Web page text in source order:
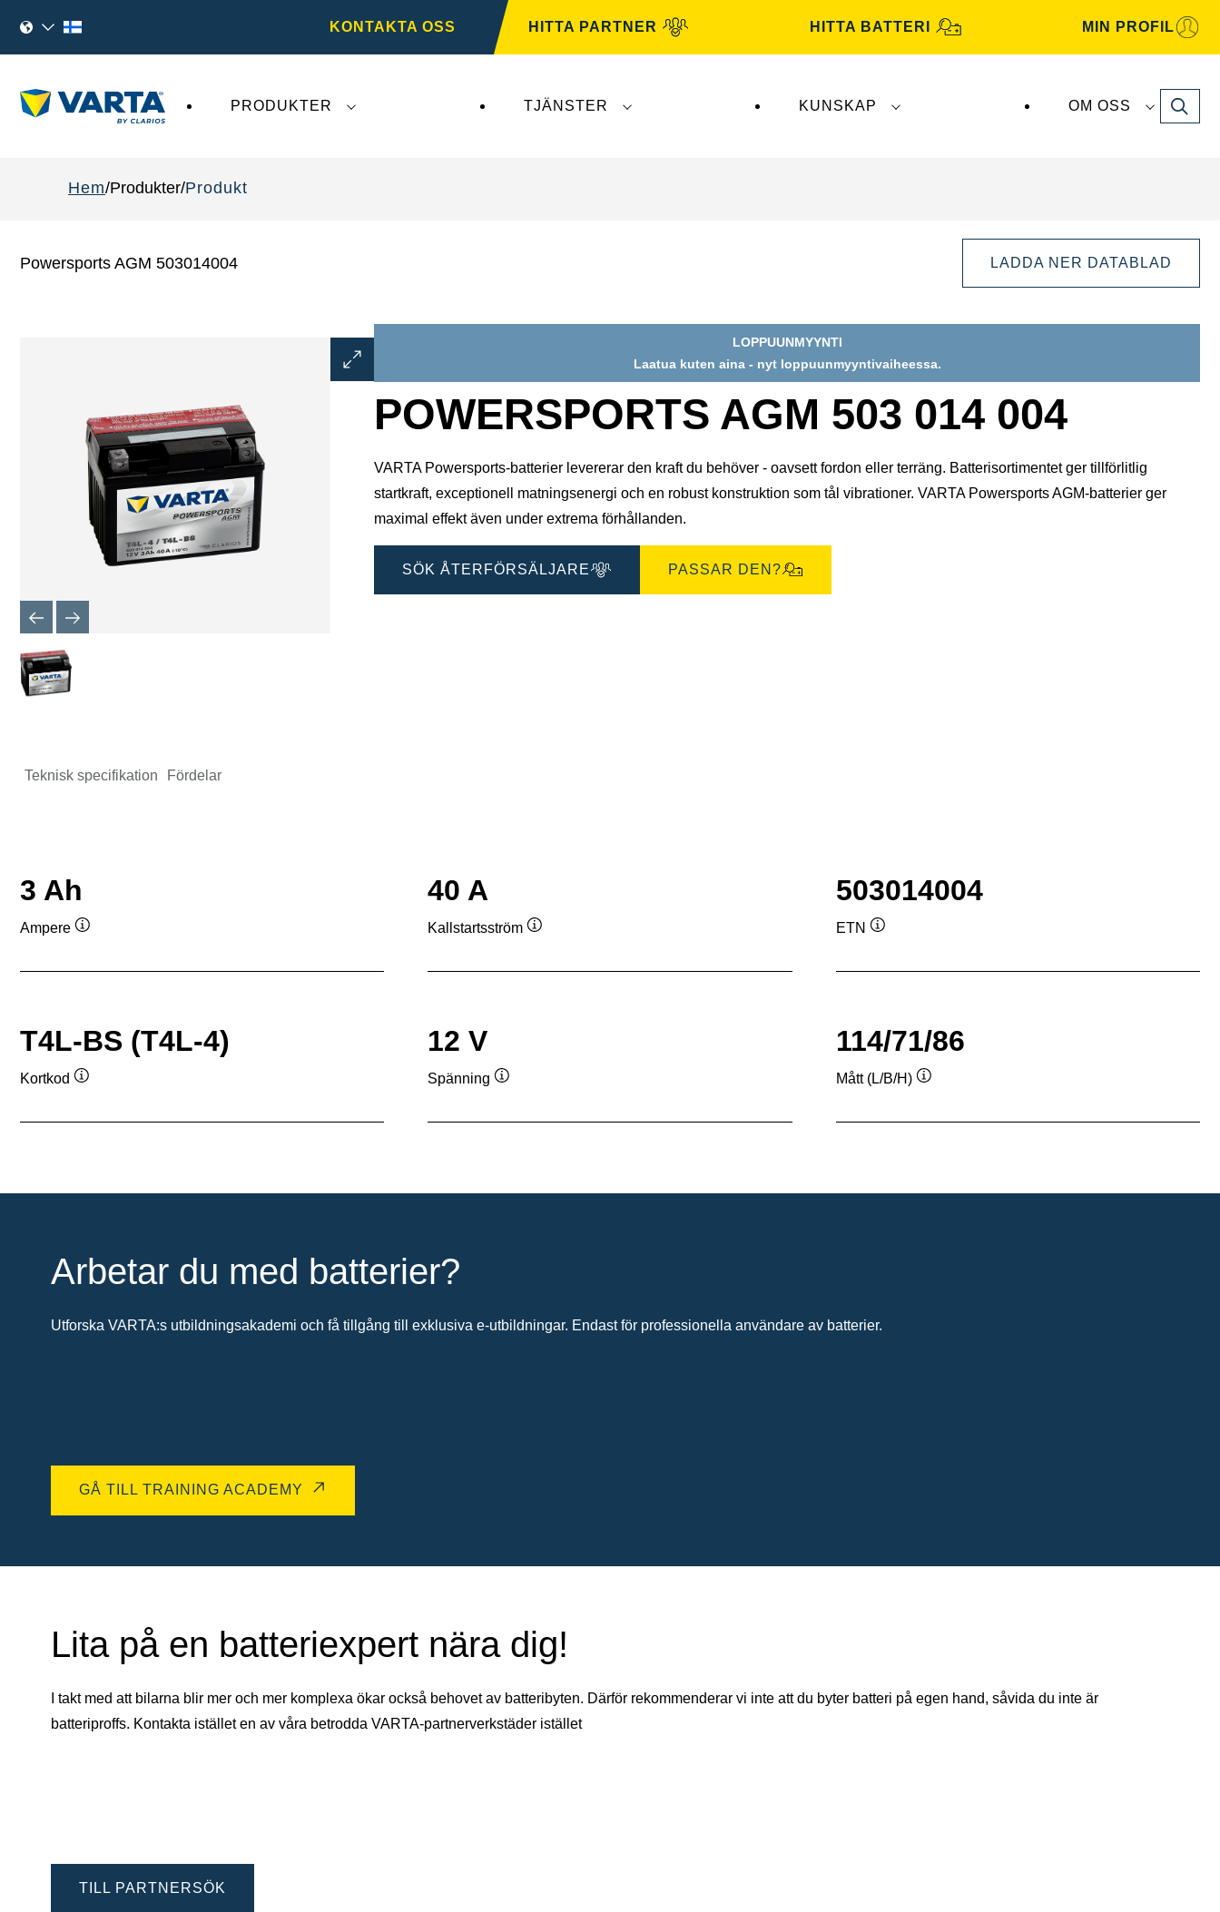
KONTAKTA OSS HITTA PARTNER HITTA BATTERI MIN PROFIL
PRODUKTER TJÄNSTER KUNSKAP OM OSS Search
Hem Produkter Produkt
Powersports AGM 503014004 LADDA NER DATABLAD
Öppna
bilddialog
LOPPUUNMYYNTI
Laatua kuten aina - nyt loppuunmyyntivaiheessa.
POWERSPORTS AGM 503 014 004
VARTA Powersports-batterier levererar den kraft du behöver - oavsett fordon eller terräng. Batterisortimentet ger tillförlitlig
startkraft, exceptionell matningsenergi och en robust konstruktion som tål vibrationer. VARTA Powersports AGM-batterier ger
maximal effekt även under extrema förhållanden.
SÖK ÅTERFÖRSÄLJARE PASSAR DEN?
Teknisk specifikation Fördelar
3 Ah
Ampere
40 A
Kallstartsström
503014004
ETN
T4L-BS (T4L-4)
Kortkod
12 V
Spänning
114/71/86
Mått (L/B/H)
Arbetar du med batterier?
Utforska VARTA:s utbildningsakademi och få tillgång till exklusiva e-utbildningar. Endast för professionella användare av batterier.
GÅ TILL TRAINING ACADEMY
Lita på en batteriexpert nära dig!
I takt med att bilarna blir mer och mer komplexa ökar också behovet av batteribyten. Därför rekommenderar vi inte att du byter batteri på egen hand, såvida du inte är
batteriproffs. Kontakta istället en av våra betrodda VARTA-partnerverkstäder istället
TILL PARTNERSÖK